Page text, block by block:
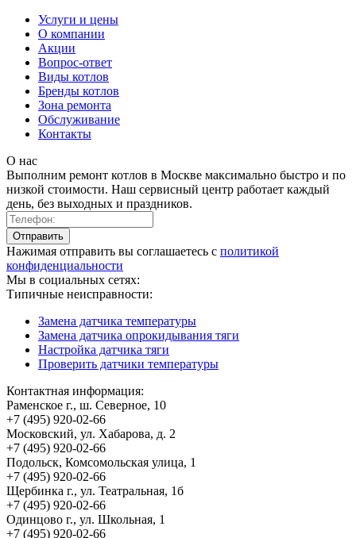
Услуги и цены
О компании
Акции
Вопрос-ответ
Виды котлов
Бренды котлов
Зона ремонта
Обслуживание
Контакты
О нас
Выполним ремонт котлов в Москве максимально быстро и по
низкой стоимости. Наш сервисный центр работает каждый
день, без выходных и праздников.
Нажимая отправить вы соглашаетесь с политикой
конфиденциальности
Мы в социальных сетях:
Типичные неисправности:
Замена датчика температуры
Замена датчика опрокидывания тяги
Настройка датчика тяги
Проверить датчики температуры
Контактная информация:
Раменское г., ш. Северное, 10
+7 (495) 920-02-66
Московский, ул. Хабарова, д. 2
+7 (495) 920-02-66
Подольск, Комсомольская улица, 1
+7 (495) 920-02-66
Щербинка г., ул. Театральная, 1б
+7 (495) 920-02-66
Одинцово г., ул. Школьная, 1
+7 (495) 920-02-66